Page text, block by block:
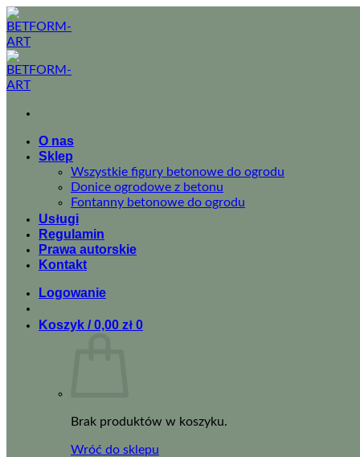
Przewiń
do
zawartości
O nas
Sklep
Wszystkie figury betonowe do ogrodu
Donice ogrodowe z betonu
Fontanny betonowe do ogrodu
Usługi
Regulamin
Prawa autorskie
Kontakt
Logowanie
Koszyk /0,00 zł 0
Brak produktów w koszyku.
Wróć do sklepu